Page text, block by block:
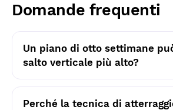
Domande frequenti
Un piano di otto settimane
salto verticale più alto?
Perché la tecnica di